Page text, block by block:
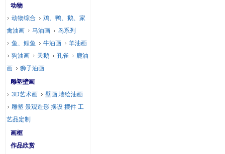
动物
动物综合
鸡、鸭、鹅、家
禽油画
马油画
鸟系列
鱼、鲤鱼
牛油画
羊油画
狗油画
天鹅 孔雀
鹿油
画
狮子油画
雕塑壁画
3D艺术画
壁画,墙绘油画
雕塑 景观造形 摆设 摆件 工
艺品定制
画框
作品欣赏